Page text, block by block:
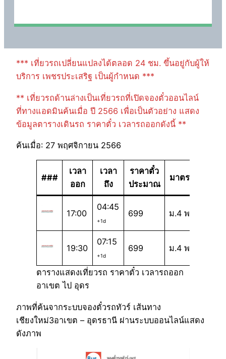
*** เที่ยวรถเปลี่ยนแปลงได้ตลอด 24 ชม. ขึ้นอยู่กับผู้ให้
บริการ เพชรประเสริฐ เป็นผู้กำหนด ***
** เที่ยวรถด้านล่างเป็นเที่ยวรถที่เปิดจองตั๋วออนไลน์
ที่ทางแอดมินค้นเมื่อ ปี 2566 เพื่อเป็นตัวอย่าง แสดง
ข้อมูลตารางเดินรถ ราคาตั๋ว เวลารถออกดังนี้ **
ค้นเมื่อ: 27 พฤศจิกายน 2566
###
เวลา
ออก
เวลา
ถึง
ราคาตั๋ว
ประมาณ
มาตรฐาน
17:00
04:45
+1d
699 ม.4 พ
19:30
07:15
+1d
699 ม.4 พ
ตารางแสดงเที่ยวรถ ราคาตั๋ว เวลารถออก
อาเขต ไป อุดร
ภาพที่ค้นจากระบบจองตั๋วรถทัวร์ เส้นทาง
เชียงใหม่3อาเขต – อุดรธานี ผ่านระบบออนไลน์แสดง
ดังภาพ